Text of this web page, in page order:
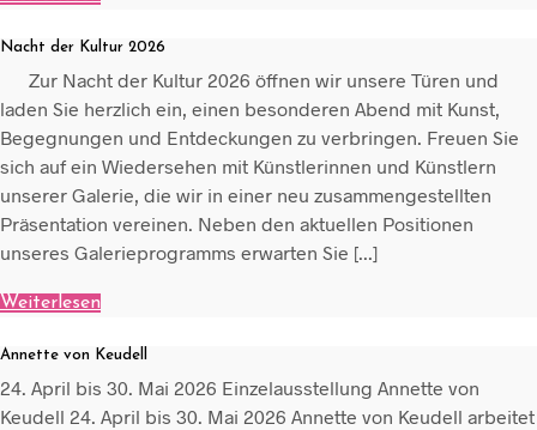
Nacht der Kultur 2026
Zur Nacht der Kultur 2026 öffnen wir unsere Türen und
laden Sie herzlich ein, einen besonderen Abend mit Kunst,
Begegnungen und Entdeckungen zu verbringen. Freuen Sie
sich auf ein Wiedersehen mit Künstlerinnen und Künstlern
unserer Galerie, die wir in einer neu zusammengestellten
Präsentation vereinen. Neben den aktuellen Positionen
unseres Galerieprogramms erwarten Sie [...]
Weiterlesen
Annette von Keudell
24. April bis 30. Mai 2026 Einzelausstellung Annette von
Keudell 24. April bis 30. Mai 2026 Annette von Keudell arbeitet